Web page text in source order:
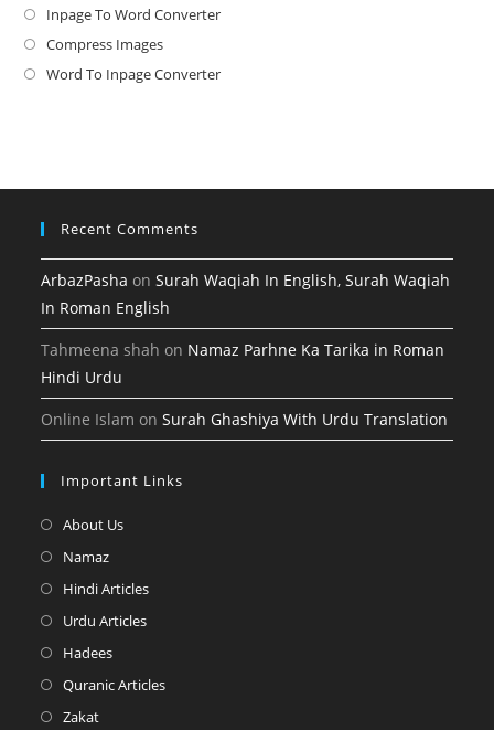
in
new
Inpage To Word ConverterOpens
a
Compress ImagesOpens
in
Word To Inpage ConverterOpens
tab
Recent Comments
ArbazPasha onSurah Waqiah In English, Surah Waqiah
In Roman English
Tahmeena shah on Namaz Parhne Ka Tarika in Roman
Hindi Urdu
Online Islam onSurah Ghashiya With Urdu Translation
Important Links
About UsOpens
tab
NamazOpens
in
tab
Hindi ArticlesOpens
tab
Urdu ArticlesOpens
HadeesOpens
in
Quranic ArticlesOpens
ZakatOpens